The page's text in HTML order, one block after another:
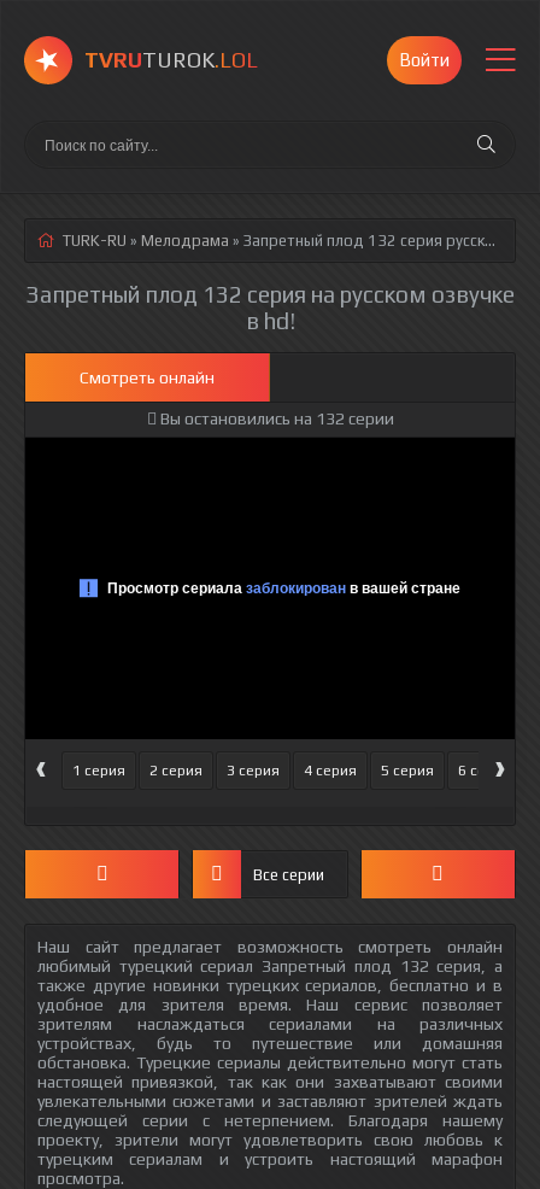
TVRUTUROK.LOL Войти
TURK-RU » Мелодрама » Запретный плод 132 серия русская озвучка полностью смотреть онлайн!
Запретный плод 132 серия на русском озвучке
в hd!
Смотреть онлайн
Вы остановились на 132 серии
‹ 1 серия 2 серия 3 серия 4 серия 5 серия 6 серия
›
Все серии
Наш сайт предлагает возможность смотреть онлайн
любимый турецкий сериал Запретный плод 132 серия, а
также другие новинки турецких сериалов, бесплатно и в
удобное для зрителя время. Наш сервис позволяет
зрителям наслаждаться сериалами на различных
устройствах, будь то путешествие или домашняя
обстановка. Турецкие сериалы действительно могут стать
настоящей привязкой, так как они захватывают своими
увлекательными сюжетами и заставляют зрителей ждать
следующей серии с нетерпением. Благодаря нашему
проекту, зрители могут удовлетворить свою любовь к
турецким сериалам и устроить настоящий марафон
просмотра.